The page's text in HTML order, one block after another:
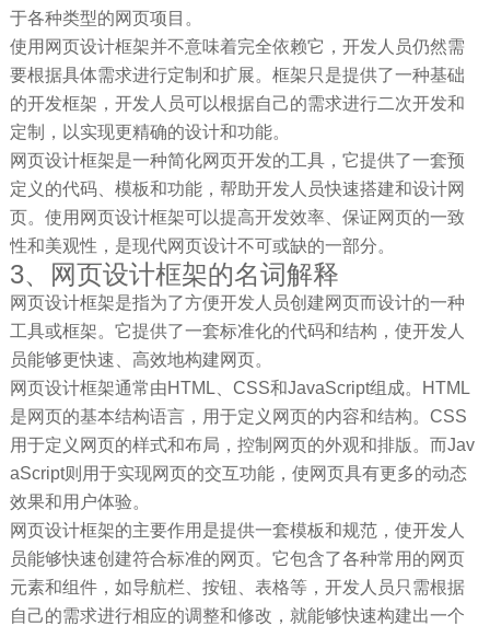
于各种类型的网页项目。
使用网页设计框架并不意味着完全依赖它，开发人员仍然需
要根据具体需求进行定制和扩展。框架只是提供了一种基础
的开发框架，开发人员可以根据自己的需求进行二次开发和
定制，以实现更精确的设计和功能。
网页设计框架是一种简化网页开发的工具，它提供了一套预
定义的代码、模板和功能，帮助开发人员快速搭建和设计网
页。使用网页设计框架可以提高开发效率、保证网页的一致
性和美观性，是现代网页设计不可或缺的一部分。
3、网页设计框架的名词解释
网页设计框架是指为了方便开发人员创建网页而设计的一种
工具或框架。它提供了一套标准化的代码和结构，使开发人
员能够更快速、高效地构建网页。
网页设计框架通常由HTML、CSS和JavaScript组成。HTML
是网页的基本结构语言，用于定义网页的内容和结构。CSS
用于定义网页的样式和布局，控制网页的外观和排版。而Jav
aScript则用于实现网页的交互功能，使网页具有更多的动态
效果和用户体验。
网页设计框架的主要作用是提供一套模板和规范，使开发人
员能够快速创建符合标准的网页。它包含了各种常用的网页
元素和组件，如导航栏、按钮、表格等，开发人员只需根据
自己的需求进行相应的调整和修改，就能够快速构建出一个